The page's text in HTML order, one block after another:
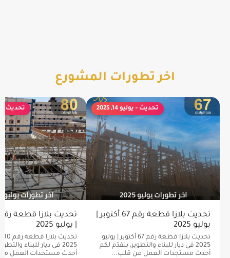
اخر تطورات المشورع
تحديث - يوليو 14, 2025
تحديث بلازا قطعة رقم 67 أكتوبر |
يوليو 2025
تحديث بلازا قطعة رقم 67 أكتوبر | يوليو
2025 في ديار للبناء والتطوير، بنقدّم لكم
أحدث مستجدات العمل من قلب...
تحديث -
| يوليو 2025
2025 في ديار للبناء
أحدث مستجدات العمل